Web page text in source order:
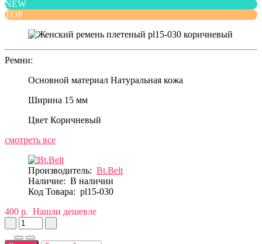
NEW
TOP
Ремни:
Основной материал Натуральная кожа
Ширина 15 мм
Цвет Коричневый
смотреть все
Производитель: Bt.Belt
Наличие: В наличии
Код Товара: pl15-030
400 р. Нашли дешевле